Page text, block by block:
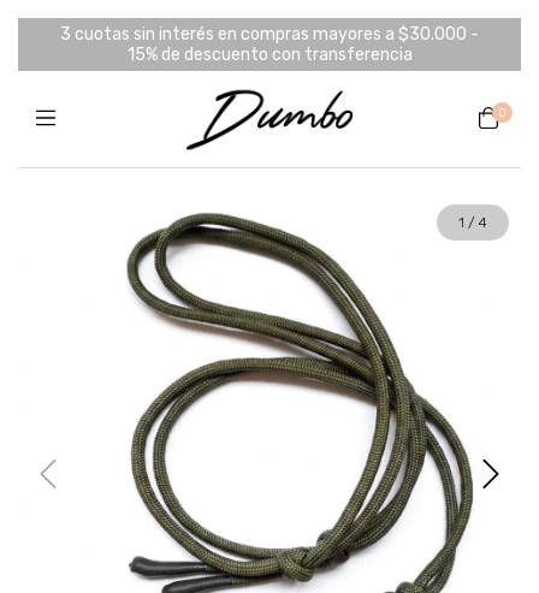
3 cuotas sin interés en compras mayores a $30.000 -
15% de descuento con transferencia
0
1 / 4